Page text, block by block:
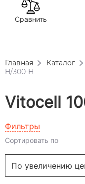
Сравнить
Главная Каталог
H/300-H
Vitocell
Фильтры
Сортировать по